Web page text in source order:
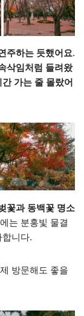
주하는 듯했어요.
삭임처럼 들려왔
간 가는 줄 몰랐어
꽃과 동백꽃 명소
는 분홍빛 물결
니다.
방문해도 좋을